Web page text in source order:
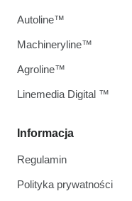
Informacja
Regulamin
Polityka prywatności
Autoline™
Machineryline™
Agroline™
Linemedia Digital ™